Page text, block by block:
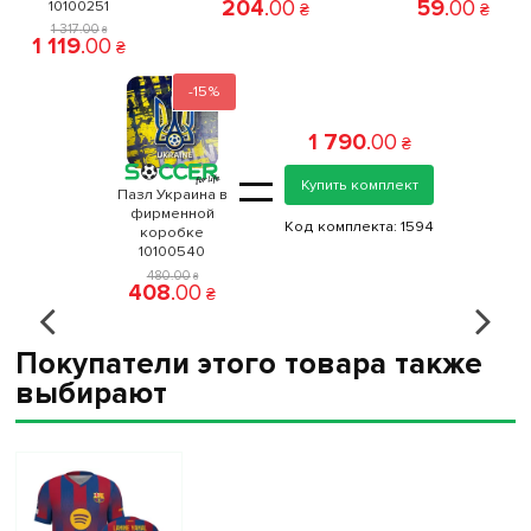
10100251
1 317.00 ₴
1 119.00 ₴
204.00 ₴ 59.00 ₴
-15%
Пазл Украина в
фирменной
коробке
10100540
480.00 ₴
408.00 ₴
=
1 790.00 ₴
Купить комплект
Код комплекта:1594
Покупатели этого товара также
выбирают